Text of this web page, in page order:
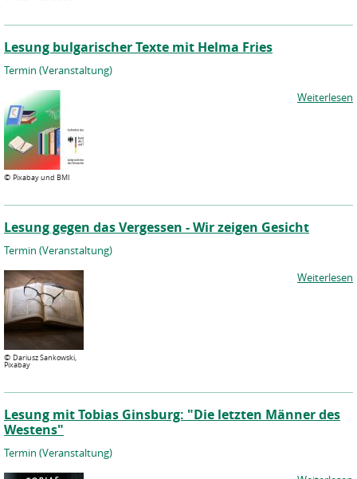
Lesung bulgarischer Texte mit Helma Fries
Termin (Veranstaltung)
© Pixabay und BMI
Weiterlesen
Lesung gegen das Vergessen - Wir zeigen Gesicht
Termin (Veranstaltung)
© Dariusz Sankowski,
Pixabay
Weiterlesen
Lesung mit Tobias Ginsburg: "Die letzten Männer des
Westens"
Termin (Veranstaltung)